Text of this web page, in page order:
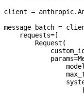
client =
message_batch =
    requests
= [
        Request(
            custom_id
            params
=
                model